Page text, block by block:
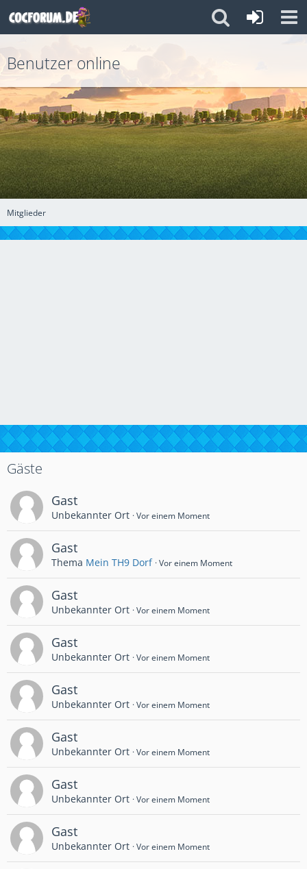
Mitglieder
Benutzer online
Gäste
Gast
Unbekannter Ort Vor einem Moment
Gast
Thema Mein TH9 Dorf Vor einem Moment
Gast
Unbekannter Ort Vor einem Moment
Gast
Unbekannter Ort Vor einem Moment
Gast
Unbekannter Ort Vor einem Moment
Gast
Unbekannter Ort Vor einem Moment
Gast
Unbekannter Ort Vor einem Moment
Gast
Unbekannter Ort Vor einem Moment